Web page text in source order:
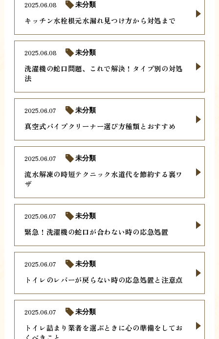
キッチン水栓根元水漏れ見つけ方から対処まで
2025.06.08 未分類
洗濯機の蛇口問題、これで解決！タイプ別の対処
法
2025.06.08 未分類
真空式パイプクリーナー選び方種類とおすすめ
2025.06.07 未分類
流水解凍の時短テクニック水道代を節約する裏ワ
ザ
2025.06.07 未分類
緊急！洗濯機の蛇口が合わない時の応急処置
2025.06.07 未分類
トイレのレバーが戻らない時の応急処置と注意点
2025.06.07 未分類
トイレ詰まり業者を選ぶときに心の準備をしてお
2025.06.07 未分類